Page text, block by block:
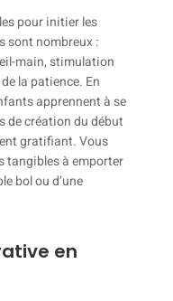
pour initier les
sont nombreux :
main, stimulation
la patience. En
apprennent à se
de création du début
gratifiant. Vous
tangibles à emporter
bol ou d’une
en